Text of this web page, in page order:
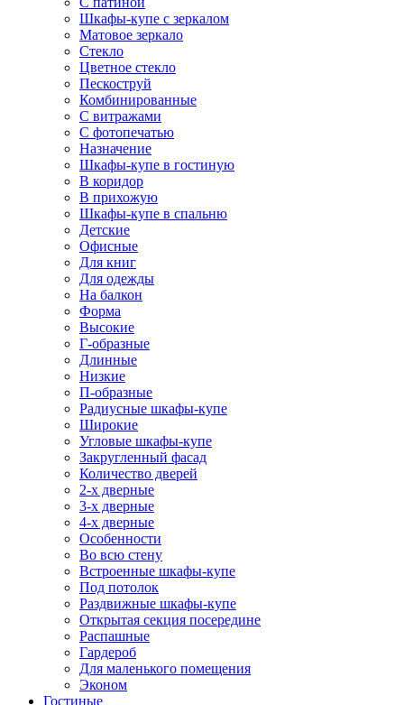
Шкафы-купе с зеркалом
Матовое зеркало
Стекло
Цветное стекло
Пескоструй
Комбинированные
С витражами
С фотопечатью
Назначение
Шкафы-купе в гостиную
В коридор
В прихожую
Шкафы-купе в спальню
Детские
Офисные
Для книг
Для одежды
На балкон
Форма
Высокие
Г-образные
Длинные
Низкие
П-образные
Радиусные шкафы-купе
Широкие
Угловые шкафы-купе
Закругленный фасад
Количество дверей
2-х дверные
3-х дверные
4-х дверные
Особенности
Во всю стену
Встроенные шкафы-купе
Под потолок
Раздвижные шкафы-купе
Открытая секция посередине
Распашные
Гардероб
Для маленького помещения
Эконом
Гостиные